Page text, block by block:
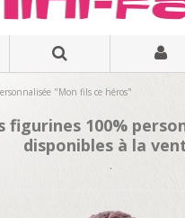
"Mon fils ce héros"
figurines 100%
disponibles à la
.